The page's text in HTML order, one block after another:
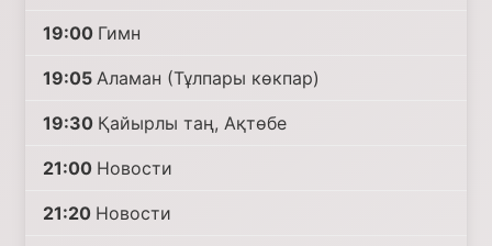
19:00 Гимн
19:05 Аламан (Тұлпары көкпар)
19:30 Қайырлы таң, Ақтөбе
21:00 Новости
21:20 Новости